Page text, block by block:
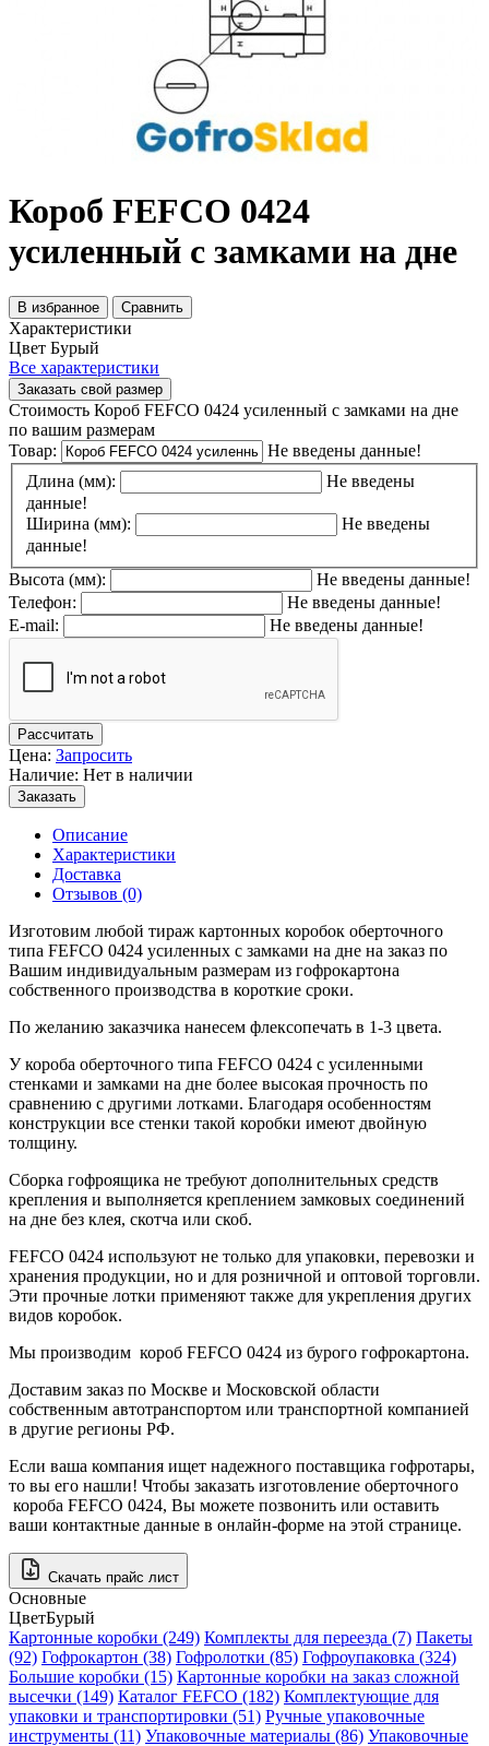
Короб FEFCO 0424
усиленный с замками на дне
В избранное Сравнить
Характеристики
Цвет Бурый
Все характеристики
Заказать свой размер
Стоимость Короб FEFCO 0424 усиленный с замками на дне
по вашим размерам
Товар:
Не введены данные!
Длина (мм):
Не введены
данные!
Ширина (мм):
Не введены
данные!
Высота (мм):
Не введены данные!
Телефон:
Не введены данные!
E-mail:
Не введены данные!
Рассчитать
Цена: Запросить
Наличие: Нет в наличии
Заказать
Описание
Характеристики
Доставка
Отзывов (0)
Изготовим любой тираж картонных коробок оберточного
типа FEFCO 0424 усиленных с замками на дне на заказ по
Вашим индивидуальным размерам из гофрокартона
собственного производства в короткие сроки.
По желанию заказчика нанесем флексопечать в 1-3 цвета.
У короба оберточного типа FEFCO 0424 с усиленными
стенками и замками на дне более высокая прочность по
сравнению с другими лотками. Благодаря особенностям
конструкции все стенки такой коробки имеют двойную
толщину.
Сборка гофроящика не требуют дополнительных средств
крепления и выполняется креплением замковых соединений
на дне без клея, скотча или скоб.
FEFCO 0424 используют не только для упаковки, перевозки и
хранения продукции, но и для розничной и оптовой торговли.
Эти прочные лотки применяют также для укрепления других
видов коробок.
Мы производим короб FEFCO 0424 из бурого гофрокартона.
Доставим заказ по Москве и Московской области
собственным автотранспортом или транспортной компанией
в другие регионы РФ.
Если ваша компания ищет надежного поставщика гофротары,
то вы его нашли! Чтобы заказать изготовление оберточного
короба FEFCO 0424, Вы можете позвонить или оставить
ваши контактные данные в онлайн-форме на этой странице.
Скачать прайс лист
Основные
ЦветБурый
Картонные коробки (249) Комплекты для переезда (7) Пакеты
(92) Гофрокартон (38) Гофролотки (85) Гофроупаковка (324)
Большие коробки (15) Картонные коробки на заказ сложной
высечки (149) Каталог FEFCO (182) Комплектующие для
упаковки и транспортировки (51) Ручные упаковочные
инструменты (11) Упаковочные материалы (86) Упаковочные